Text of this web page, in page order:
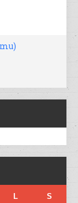
L S